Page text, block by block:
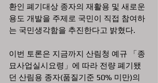
환인 폐기대상 종자의 재활용 및 새로운
용도 개발을 주제로 국민이 직접 참여하
는 국민생각함을 추진한다고 밝혔다.
이번 토론은 지금까지 산림청 예규 「종
묘사업실시요령」에 따라 전량 폐기됐
던 산림용 종자(품질기준 50% 미만)의